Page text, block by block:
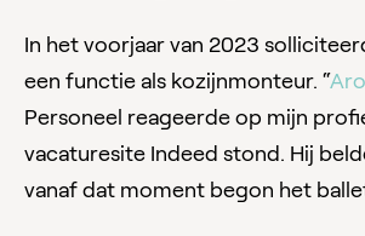
In het voorjaar van 2023
een functie als kozijnmonteur. “
Personeel reageerde op mijn
vacaturesite Indeed stond. Hij
vanaf dat moment begon het